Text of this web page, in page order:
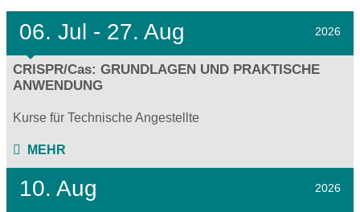
06. Jul - 27. Aug 2026
CRISPR/Cas: GRUNDLAGEN UND PRAKTISCHE
ANWENDUNG
Kurse für Technische Angestellte
MEHR
10. Aug 2026